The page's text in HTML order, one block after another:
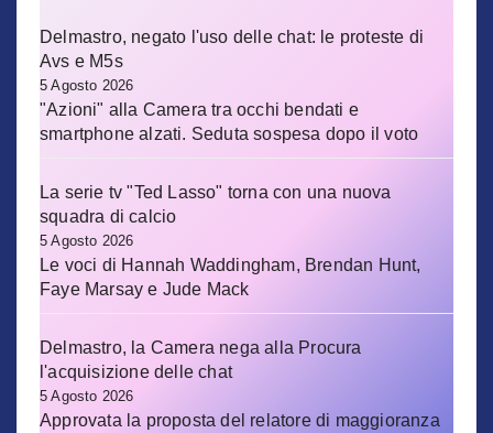
Delmastro, negato l'uso delle chat: le proteste di
Avs e M5s
5 Agosto 2026
"Azioni" alla Camera tra occhi bendati e
smartphone alzati. Seduta sospesa dopo il voto
La serie tv "Ted Lasso" torna con una nuova
squadra di calcio
5 Agosto 2026
Le voci di Hannah Waddingham, Brendan Hunt,
Faye Marsay e Jude Mack
Delmastro, la Camera nega alla Procura
l'acquisizione delle chat
5 Agosto 2026
Approvata la proposta del relatore di maggioranza